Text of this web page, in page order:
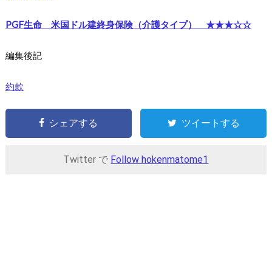
PGF生命 米国ドル建終身保険（介護タイプ） ★★★☆☆
編集後記
約款
シェアする ツイートする
Twitter で Follow hokenmatome1